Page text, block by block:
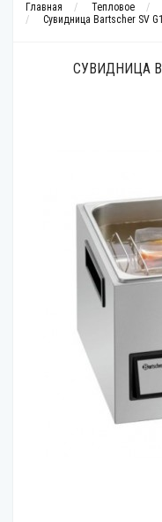
Главная Тепловое
Сувидница Bartscher SV
СУВИДНИЦА